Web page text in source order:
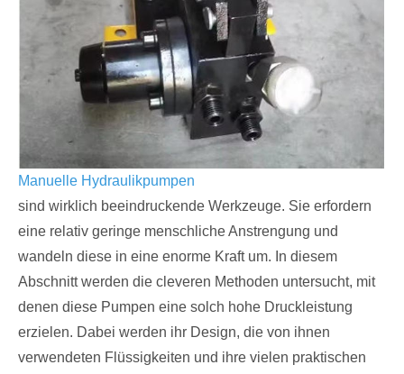
Manuelle Hydraulikpumpen
sind wirklich beeindruckende Werkzeuge. Sie erfordern
eine relativ geringe menschliche Anstrengung und
wandeln diese in eine enorme Kraft um. In diesem
Abschnitt werden die cleveren Methoden untersucht, mit
denen diese Pumpen eine solch hohe Druckleistung
erzielen. Dabei werden ihr Design, die von ihnen
verwendeten Flüssigkeiten und ihre vielen praktischen